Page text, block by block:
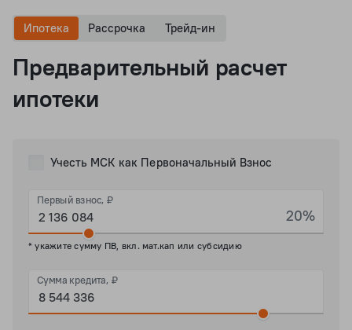
Предварительный расчет
ипотеки
Ипотека Рассрочка Трейд-ин
Учесть МСК как Первоначальный Взнос
Первый взнос, ₽
20%
* укажите сумму ПВ, вкл. мат.кап или субсидию
Сумма кредита, ₽